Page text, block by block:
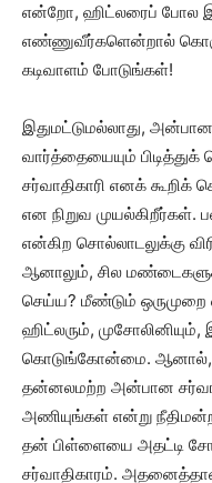
என்றோ, ஹிட்லரைப் போல
எண்ணுவீர்களென்றால்
கடிவாளம் போடுங்கள்!
இதுமட்டுமல்லாது,
வார்த்தையையும்
சர்வாதிகாரி எனக்
என நிறுவ முயல்கிறீர்கள்.
என்கிற சொல்லாடலுக்கு
ஆனாலும், சில
செய்ய? மீண்டும் ஒருமுறை
ஹிட்லரும், முசோலினியும்,
கொடுங்கோன்மை. ஆனால்,
தன்னலமற்ற அன்பான
அணியுங்கள் என்று
தன் பிள்ளையை அதட்டி
சர்வாதிகாரம்.